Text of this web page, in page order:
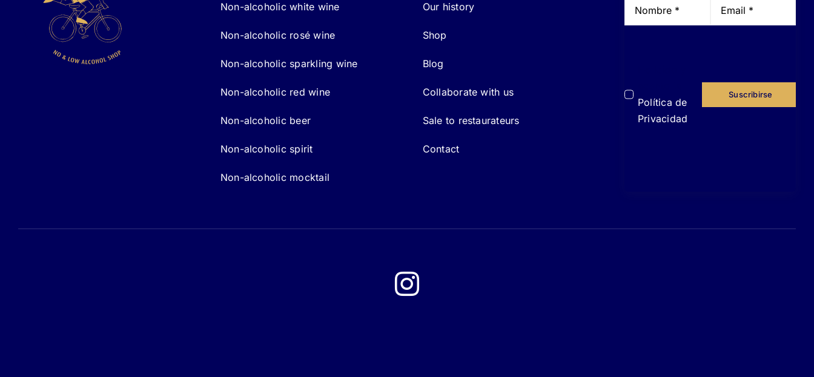
Non-alcoholic white wine
Non-alcoholic rosé wine
Non-alcoholic sparkling wine
Non-alcoholic red wine
Non-alcoholic beer
Non-alcoholic spirit
Non-alcoholic mocktail
Our history
Shop
Blog
Collaborate with us
Sale to restaurateurs
Contact
Política de
Privacidad
Suscribirse